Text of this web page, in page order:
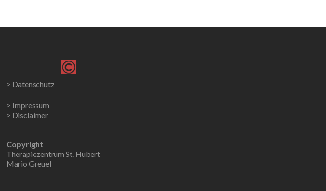
> Datenschutz
> Impressum
> Disclaimer
Copyright
Therapiezentrum St. Hubert
Mario Greuel